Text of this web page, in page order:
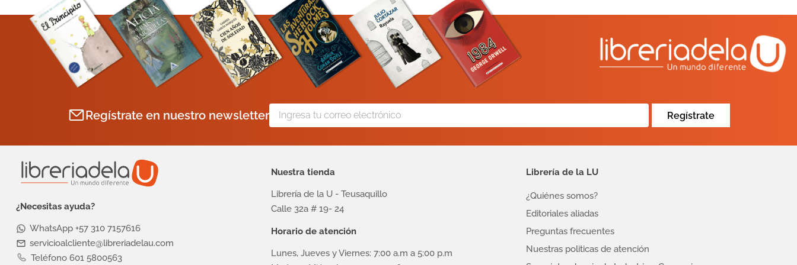
Regístrate en nuestro newsletter Regístrate
¿Necesitas ayuda?
WhatsApp +57 310 7157616
servicioalcliente@libreriadelau.com
Teléfono 601 5800563
Nuestra tienda
Librería de la U - Teusaquillo
Calle 32a # 19- 24
Horario de atención
Lunes, Jueves y Viernes: 7:00 a.m a 5:00 p.m
Librería de la LU
¿Quiénes somos?
Editoriales aliadas
Preguntas frecuentes
Nuestras politicas de atención